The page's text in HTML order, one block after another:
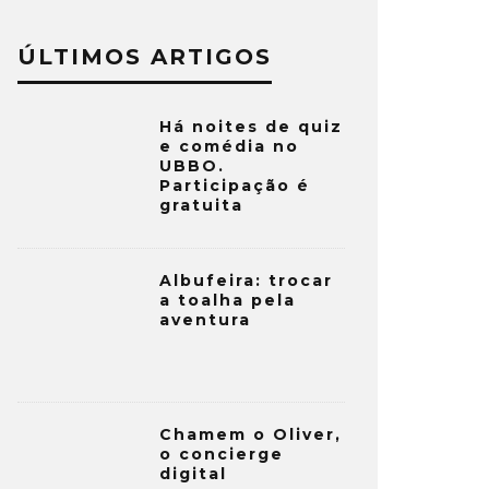
ÚLTIMOS ARTIGOS
Há noites de quiz
e comédia no
UBBO.
Participação é
gratuita
Albufeira: trocar
a toalha pela
aventura
Chamem o Oliver,
o concierge
digital